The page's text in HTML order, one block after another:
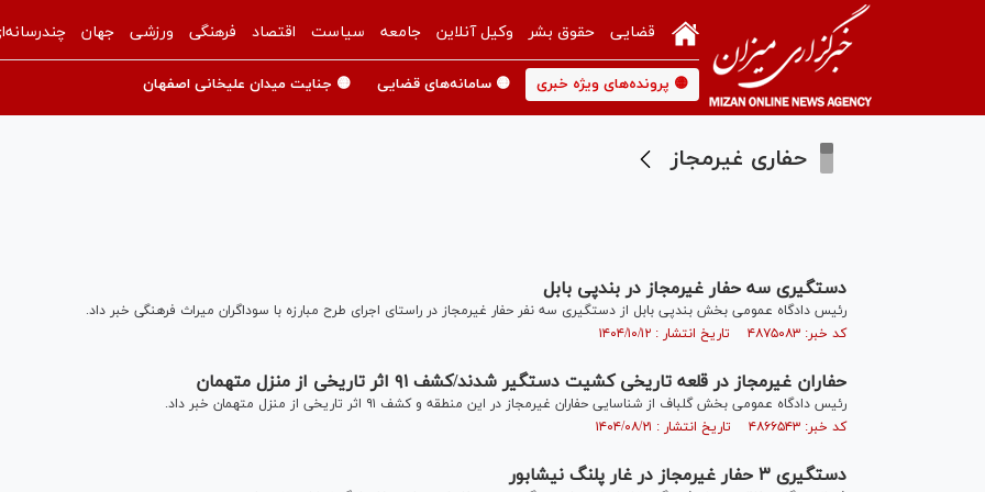
قضایی حقوق بشر وکیل آنلاین جامعه سیاست اقتصاد فرهنگی ورزشی جهان
🟡 پرونده‌های ویژه خبری 🟡 سامانه‌های قضایی 🟡 جنایت میدان علیخانی اصفهان
حفاری غیرمجاز
دستگیری سه حفار غیرمجاز در بندپی بابل
رئیس دادگاه عمومی بخش بندپی بابل از دستگیری سه نفر حفار غیرمجاز در راستای اجرای طرح مبارزه با سوداگران میراث فرهنگی خبر داد.
کد خبر: ۴۸۷۵۰۸۳ تاریخ انتشار : ۱۴۰۴/۱۰/۱۲
حفاران غیرمجاز در قلعه تاریخی کشیت دستگیر شدند/کشف ۹۱ اثر تاریخی از منزل متهمان
رئیس دادگاه عمومی بخش گلباف از شناسایی حفاران غیرمجاز در این منطقه و کشف ۹۱ اثر تاریخی از منزل متهمان خبر داد.
کد خبر: ۴۸۶۶۵۴۳ تاریخ انتشار : ۱۴۰۴/۰۸/۲۱
دستگیری ۳ حفار غیرمجاز در غار پلنگ نیشابور